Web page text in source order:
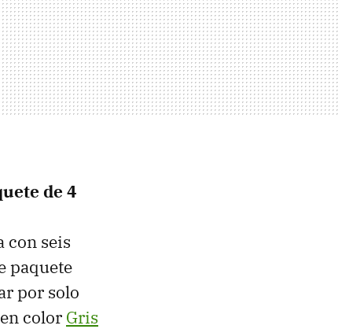
de 4
con seis
paquete
por solo
color Gris